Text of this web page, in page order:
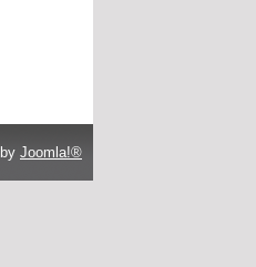
Joomla!®